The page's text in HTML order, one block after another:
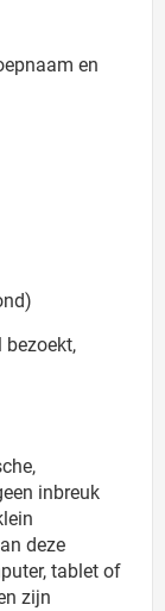
en
bezoekt,
inbreuk
deze
tablet of
zijn